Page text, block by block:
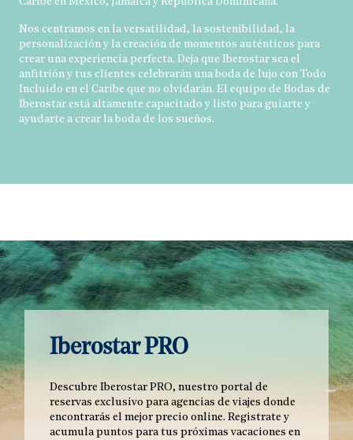
Nos centramos en la versatilidad, la sostenibilidad, la
personalización y la creación de momentos auténticos para
crear una experiencia perfecta. Deja que Iberostar sea el
anfitrión y tus clientes celebrarán una boda de lujo con Todo
Incluido en el Caribe que no olvidarán. El equipo de Bodas de
Iberostar está altamente capacitado y listo para guiarte y
ayudarte a crear la boda de los sueños.
Iberostar PRO
Descubre Iberostar PRO, nuestro portal de
reservas exclusivo para agencias de viajes donde
encontrarás el mejor precio online. Registrate y
acumula puntos para tus próximas vacaciones en